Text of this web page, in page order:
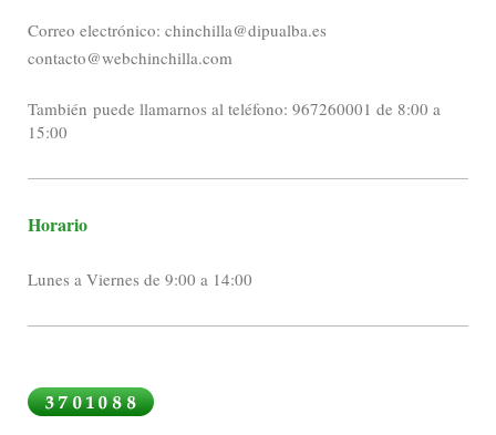
Correo electrónico: chinchilla@dipualba.es
contacto@webchinchilla.com
También puede llamarnos al teléfono: 967260001 de 8:00 a
15:00
Horario
Lunes a Viernes de 9:00 a 14:00